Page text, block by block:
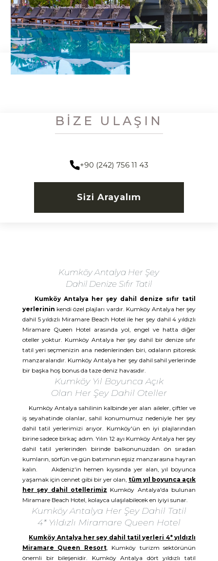
BIZE ULAŞIN
+90 (242) 756 11 43
Sizi Arayalım
Kumköy Antalya Her Şey
Dahil Denize Sıfır Tatil
Kumköy Antalya her şey dahil denize sıfır tatil
yerlerinin kendi özel plajları vardır. Kumköy Antalya her şey
dahil 5 yıldızlı Miramare Beach Hotel ile her şey dahil 4 yıldızlı
Miramare Queen Hotel arasında yol, engel ve hatta diğer
oteller yoktur. Kumköy Antalya her şey dahil bir denize sıfır
tatil yeri seçmenizin ana nedenlerinden biri, odaların pitoresk
manzaralarıdır. Kumköy Antalya her şey dahil sahil yerlerinde
bir başka hoş bonus da taze deniz havasıdır.
Kumköy Yıl Boyunca Açık
Olan Her Şey Dahil Oteller
Kumköy Antalya sahilinin kalbinde yer alan aileler, çiftler ve
iş seyahatinde olanlar, sahil konumumuz nedeniyle her şey
dahil tatil yerlerimizi arıyor. Kumköy'ün en iyi plajlarından
birine sadece birkaç adım. Yılın 12 ayı Kumköy Antalya her şey
dahil tatil yerlerinden birinde balkonunuzdan ön sıradan
kumların, sörfün ve gün batımının eşsiz manzarasına hayran
kalın. Akdeniz'in hemen kıyısında yer alan, yıl boyunca
yaşamak için cennet gibi bir yer olan, tüm yıl boyunca açık
her şey dahil otellerimiz Kumköy Antalya'da bulunan
Miramare Beach Hotel, kolayca ulaşılabilecek en iyiyi sunar.
Kumköy Antalya Her Şey Dahil Tatil
4* Yıldızlı Miramare Queen Hotel
Kumköy Antalya her şey dahil tatil yerleri 4* yıldızlı
Miramare Queen Resort, Kumköy turizm sektörünün
önemli bir bileşenidir. Kumköy Antalya dört yıldızlı tatil